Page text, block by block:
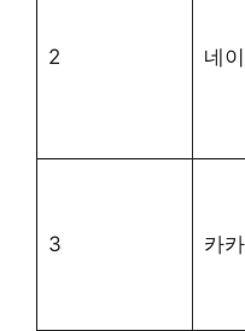
2 네
3 카